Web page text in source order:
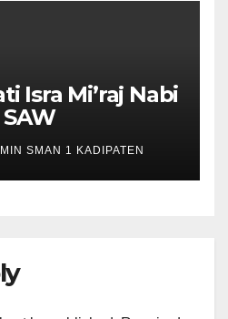
Isra Mi’raj Nabi
SMAN 1 KADIPATEN